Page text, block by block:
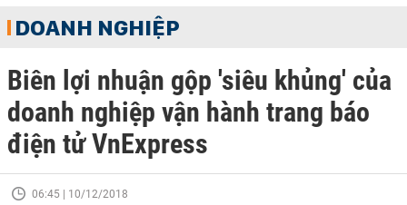
DOANH NGHIỆP
Biên lợi nhuận gộp 'siêu khủng' của
doanh nghiệp vận hành trang báo
điện tử VnExpress
06:45 | 10/12/2018